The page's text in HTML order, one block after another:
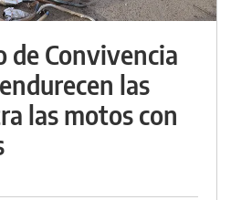
de Convivencia
las
las motos con